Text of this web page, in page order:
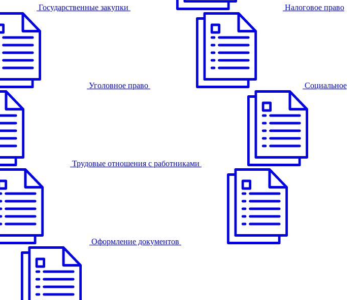
Государственные закупки Налоговое право
Уголовное право Cоциальное
Трудовые отношения с работниками
Оформление документов